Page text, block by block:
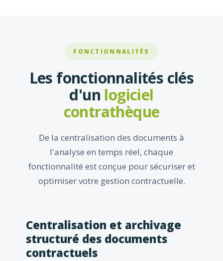
FONCTIONNALITÉS
Les fonctionnalités clés
d'un logiciel
contrathèque
De la centralisation des documents à
l'analyse en temps réel, chaque
fonctionnalité est conçue pour sécuriser et
optimiser votre gestion contractuelle.
Centralisation et archivage
structuré des documents
contractuels